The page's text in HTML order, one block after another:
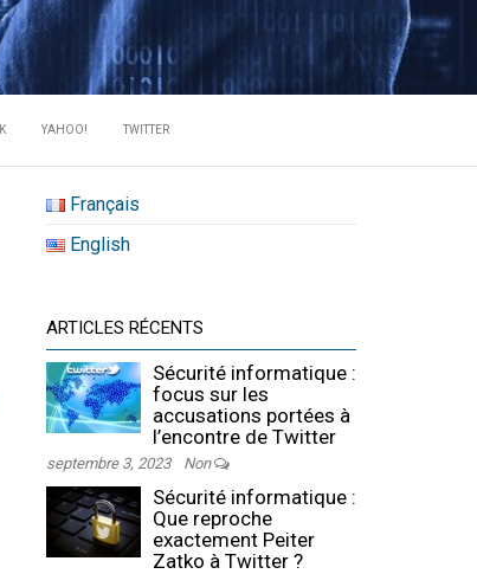
DES
YAHOO! TWITTER
Français
English
ARTICLES RÉCENTS
Sécurité informatique :
focus sur les
accusations portées à
l’encontre de Twitter
septembre 3, 2023 Non
Sécurité informatique :
Que reproche
exactement Peiter
Zatko à Twitter ?